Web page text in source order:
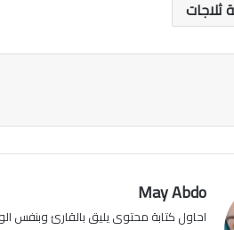
ثلاجات
May Abdo
احاول كتابة محتوى يليق بالقارئ وبنفس